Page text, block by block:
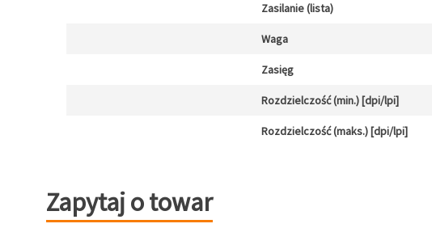
Zasilanie (lista)
Waga
Zasięg
Rozdzielczość (min.) [dpi/lpi]
Rozdzielczość (maks.) [dpi/lpi]
Zapytaj o towar
Zapytaj o towar